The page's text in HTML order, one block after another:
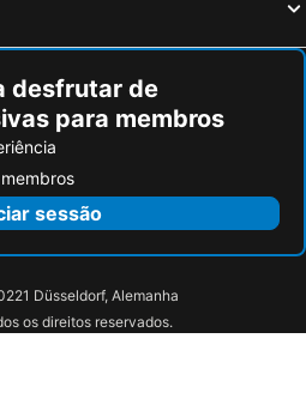
desfrutar de
para membros
sessão
Düsseldorf, Alemanha
os direitos reservados.